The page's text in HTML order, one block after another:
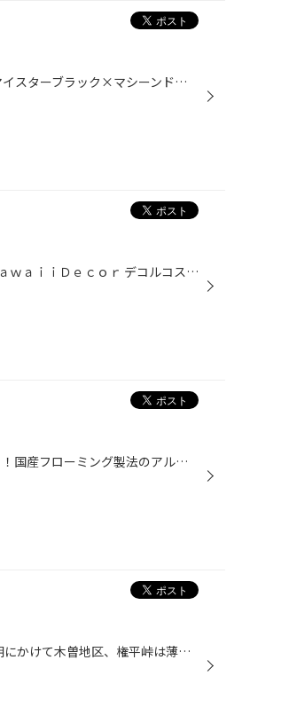
エクシーガ 215/50Ｒ17 VRX2 17*70 5/100 GC-05K マイスターブラック×マシーンドリム 冬用として女性オーナー様にご購入いただきました。ありがとうございます。 GC－０５Ｋは鍛造アルミに引けを取らない程の軽さが一番のウリです。 そして、一般的な鋳造アルミと比べても誰もが重さの違いを体感で...
アルトワークス 165/55Ｒ15 VRX2 15*45 4/100 45 ＣａｗａｉｉＤｅｃｏｒ デコルコスモス クリスタルホワイト 女性オーナー様にご購入いただきました！ このアルミホイール セールスポイントは 「かわいいデザイン+日本製+軽量」 走りのワークスにピッタリなアルミホイールをチョイスさせていただき...
本日は、ｾﾚﾅにお乗りのS様 CDM2フラットブラック！！国産フローミング製法のアルミホイール＆VRX２をご購入頂きました( ^^) _旦~~ 純正アルミにスタッドレス。夏タイヤにCDM2 S様一目ぼれでご購入頂きました！！ありがとうございます。 当店では質のいい鍛造アルミホイールからお求めやすいアルミホ...
いつもご覧頂きありがとうございます！ 昨晩から今朝にかけて木曽地区、権平峠は薄っすらですが積雪がありました！ 皆さんはスタッドレスタイヤへの交換は、もうお済みですか？ 未だと言う方はお急ぎください。今日も店頭はタイヤ交換のお客様で大変混雑致しました！ また、新品のスタッドレスタイ...